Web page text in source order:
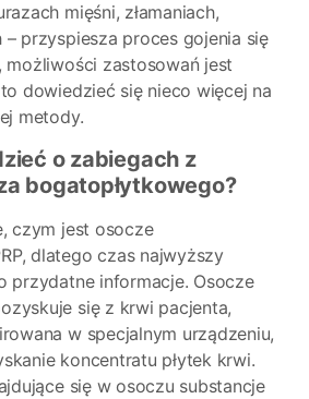
mięśni, złamaniach,
– przyspiesza proces gojenia się
możliwości zastosowań jest
dowiedzieć się nieco więcej na
metody.
o zabiegach z
bogatopłytkowego?
czym jest osocze
dlatego czas najwyższy
przydatne informacje. Osocze
się z krwi pacjenta,
w specjalnym urządzeniu,
koncentratu płytek krwi.
się w osoczu substancje